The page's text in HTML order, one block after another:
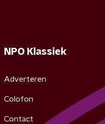
NPO Klassiek
Adverteren
Colofon
Contact